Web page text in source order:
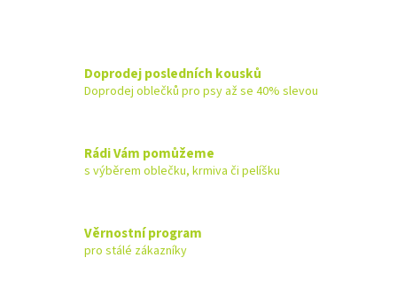
Doprodej posledních kousků
Doprodej oblečků pro psy až se 40% slevou
Rádi Vám pomůžeme
s výběrem oblečku, krmiva či pelíšku
Věrnostní program
pro stálé zákazníky